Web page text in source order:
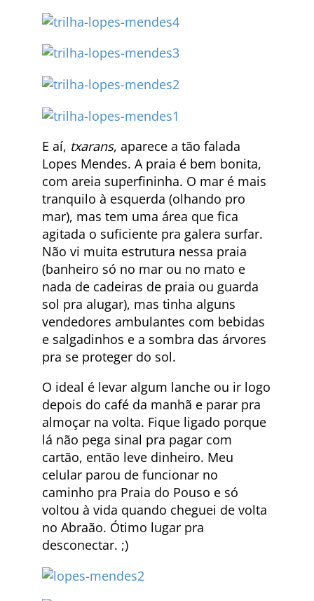
E aí, txarans, aparece a tão falada
Lopes Mendes. A praia é bem bonita,
com areia superfininha. O mar é mais
tranquilo à esquerda (olhando pro
mar), mas tem uma área que fica
agitada o suficiente pra galera surfar.
Não vi muita estrutura nessa praia
(banheiro só no mar ou no mato e
nada de cadeiras de praia ou guarda
sol pra alugar), mas tinha alguns
vendedores ambulantes com bebidas
e salgadinhos e a sombra das árvores
pra se proteger do sol.
O ideal é levar algum lanche ou ir logo
depois do café da manhã e parar pra
almoçar na volta. Fique ligado porque
lá não pega sinal pra pagar com
cartão, então leve dinheiro. Meu
celular parou de funcionar no
caminho pra Praia do Pouso e só
voltou à vida quando cheguei de volta
no Abraão. Ótimo lugar pra
desconectar. ;)